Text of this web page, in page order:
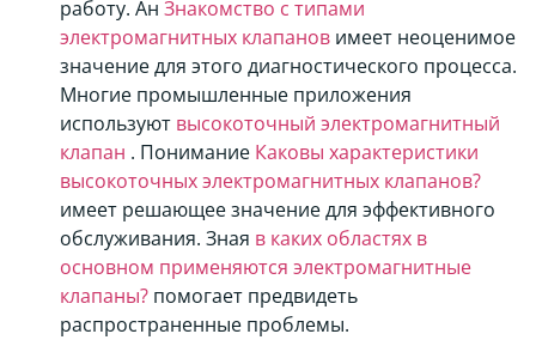
работу. Ан Знакомство с типами
электромагнитных клапанов имеет неоценимое
значение для этого диагностического процесса.
Многие промышленные приложения
используют высокоточный электромагнитный
клапан . Понимание Каковы характеристики
высокоточных электромагнитных клапанов?
имеет решающее значение для эффективного
обслуживания. Зная в каких областях в
основном применяются электромагнитные
клапаны? помогает предвидеть
распространенные проблемы.